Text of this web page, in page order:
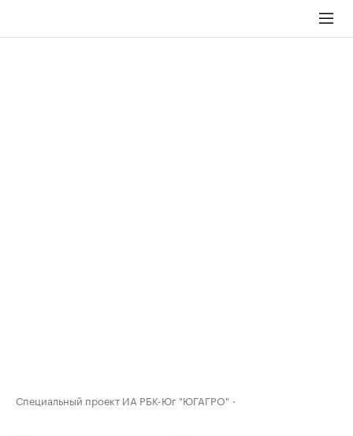
Специальный проект ИА РБК-Юг "ЮГАГРО"